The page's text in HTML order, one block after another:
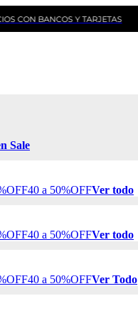
Y TARJETAS
Sale
40 a 50%OFFVer todo
40 a 50%OFFVer todo
40 a 50%OFFVer Todo